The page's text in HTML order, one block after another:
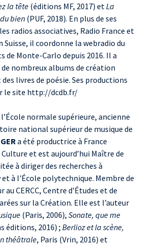
la tête (éditions MF, 2017) etLa
bien (PUF, 2018). En plus de ses
radios associatives, Radio France et
Suisse, il coordonne la webradio du
de Monte-Carlo depuis 2016. Il a
nombreux albums de création
livres de poésie. Ses productions
le site http://dcdb.fr/
normale supérieure, ancienne
national supérieur de musique de
a été productrice à France
et est aujourd’hui Maître de
à diriger des recherches à
à l'École polytechnique. Membre de
au CERCC, Centre d’Études et de
sur la Création. Elle est l’auteur
(Paris, 2006), Sonate, que me
éditions, 2016) ; Berlioz et la scène,
théâtrale, Paris (Vrin, 2016) et